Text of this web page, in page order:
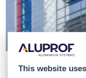
This website